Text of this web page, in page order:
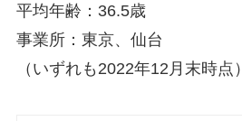
平均年齢：36.5歳
事業所：東京、仙台
（いずれも2022年12月末時点）